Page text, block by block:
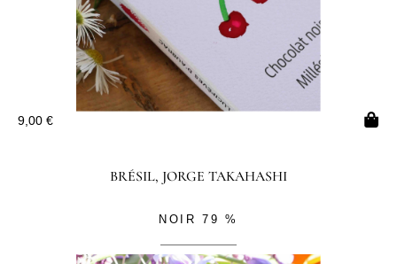
9,00 €
BRÉSIL, JORGE TAKAHASHI
NOIR 79 %